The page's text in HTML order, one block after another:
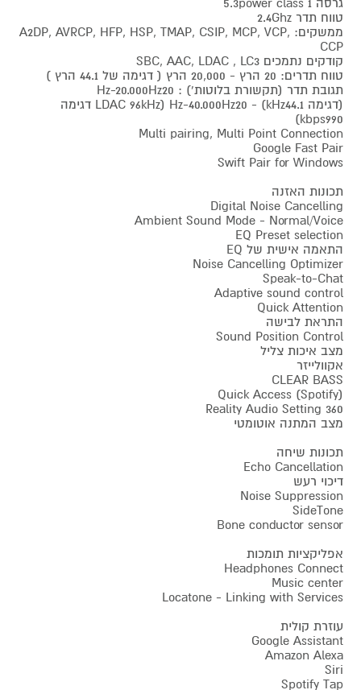
טווח תדר 2.4Ghz
ממשקים: A2DP, AVRCP, HFP, HSP, TMAP, CSIP, MCP, VCP,
CCP
קודקים נתמכים SBC, AAC, LDAC , LC3
טווח תדרים: 20 הרץ - 20,000 הרץ ( דגימה של 44.1 הרץ )
תגובת תדר (תקשורת בלוטות') : Hz-20.000Hz20
(דגימה kHz44.1) - Hz-40.000Hz20 (LDAC 96kHz דגימה
kbps990)
Multi pairing, Multi Point Connection
Google Fast Pair
Swift Pair for Windows
תכונות האזנה
Digital Noise Cancelling
Ambient Sound Mode - Normal/Voice
EQ Preset selection
התאמה אישית של EQ
Noise Cancelling Optimizer
Speak-to-Chat
Adaptive sound control
Quick Attention
התראת לבישה
Sound Position Control
מצב איכות צליל
אקוולייזר
CLEAR BASS
Quick Access (Spotify)
360 Reality Audio Setting
מצב המתנה אוטומטי
תכונות שיחה
Echo Cancellation
דיכוי רעש
Noise Suppression
SideTone
Bone conductor sensor
אפליקציות תומכות
Headphones Connect
Music center
Locatone - Linking with Services
עוזרת קולית
Google Assistant
Amazon Alexa
Siri
Spotify Tap